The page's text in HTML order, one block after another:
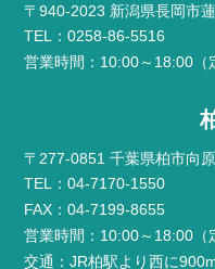
〒940-2023 新潟県長岡市
TEL：0258-86-5516
営業時間：10:00～18:00（
〒277-0851 千葉県柏市向
TEL：04-7170-1550
FAX：04-7199-8655
営業時間：10:00～18:00（
交通：JR柏駅より西に